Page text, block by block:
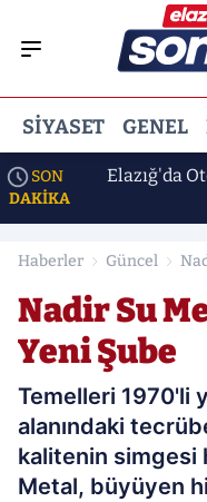
SIYASET GENEL
SON
DAKİKA
Elazığ'da
Haberler Güncel
Nadir Su
Yeni Şube
Temelleri 1970'li
alanındaki
kalitenin simgesi
Metal, büyüyen